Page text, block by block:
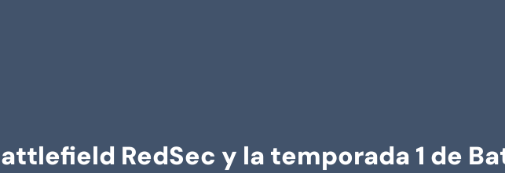
RedSec y la temporada 1 de